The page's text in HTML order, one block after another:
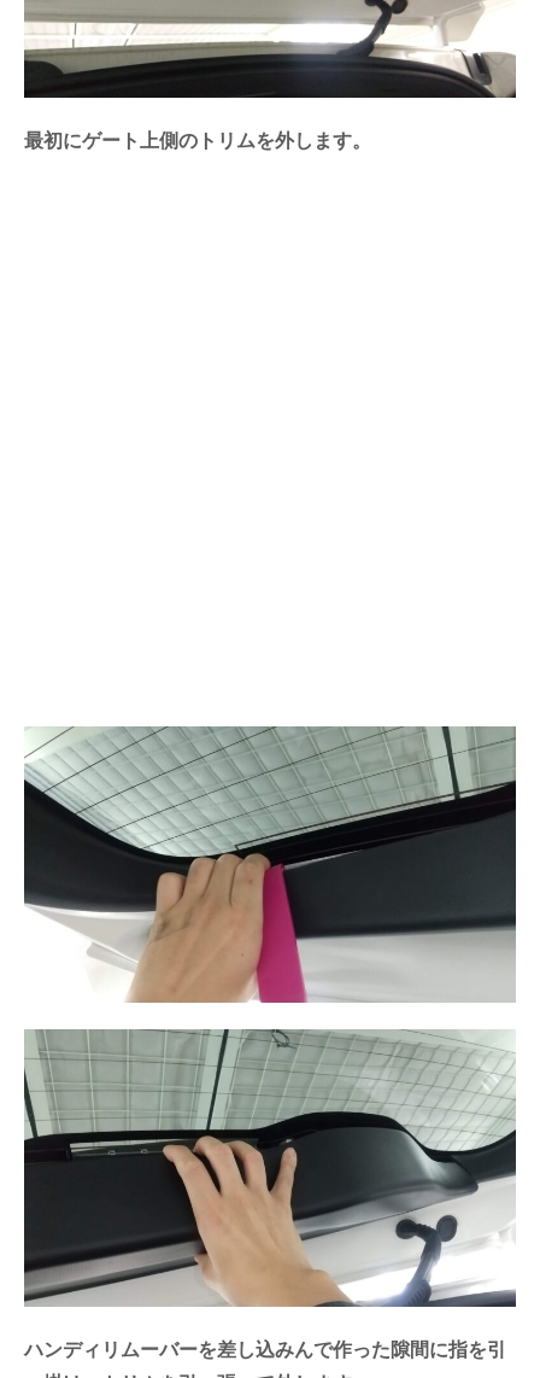
最初にゲート上側のトリムを外します。
ハンディリムーバーを差し込みんで作った隙間に指を引